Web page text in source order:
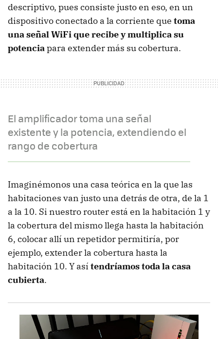
descriptivo, pues consiste justo en eso, en un
dispositivo conectado a la corriente que toma
una señal WiFi que recibe y multiplica su
potenciapara extender más su cobertura.
El amplificador toma una señal
existente y la potencia, extendiendo el
rango de cobertura
Imaginémonos una casa teórica en la que las
habitaciones van justo una detrás de otra, de la 1
a la 10. Si nuestro router está en la habitación 1 y
la cobertura del mismo llega hasta la habitación
6, colocar allí un repetidor permitiría, por
ejemplo, extender la cobertura hasta la
habitación 10. Y así tendríamos toda la casa
cubierta.